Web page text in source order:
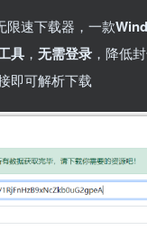
限速下载器，一款
具 ， 无需登录 ，降低
即可解析下载